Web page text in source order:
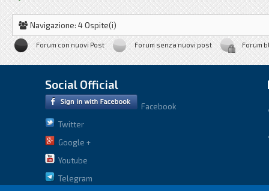
Navigazione: 4 Ospite(i)
Forum con nuovi Post Forum senza nuovi post Forum
Social Official
Facebook
Twitter
Google +
Youtube
Telegram